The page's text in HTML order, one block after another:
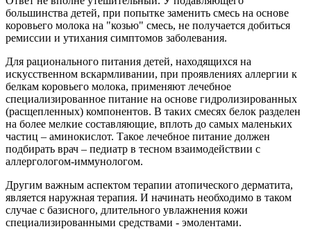
большинства детей, при попытке заменить смесь на основе
коровьего молока на "козью" смесь, не получается добиться
ремиссии и утихания симптомов заболевания.
Для рационального питания детей, находящихся на
искусственном вскармливании, при проявлениях аллергии к
белкам коровьего молока, применяют лечебное
специализированное питание на основе гидролизированных
(расщепленных) компонентов. В таких смесях белок разделен
на более мелкие составляющие, вплоть до самых маленьких
частиц – аминокислот. Такое лечебное питание должен
подбирать врач – педиатр в тесном взаимодействии с
аллергологом-иммунологом.
Другим важным аспектом терапии атопического дерматита,
является наружная терапия. И начинать необходимо в таком
случае с базисного, длительного увлажнения кожи
специализированными средствами - эмолентами.